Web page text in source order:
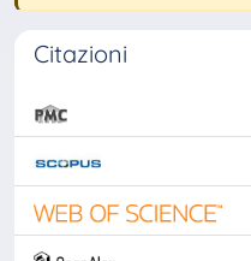
Citazioni